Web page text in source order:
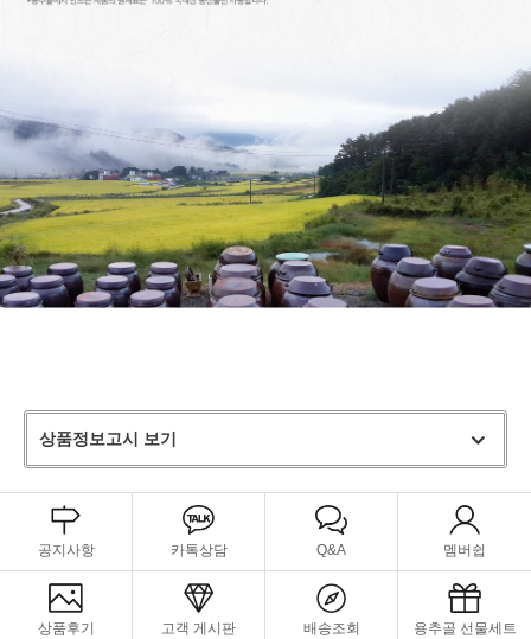
상품정보고시 보기
공지사항 카톡상담 Q&A 멤버쉽
상품후기 고객 게시판 배송조회 용추골 선물세트